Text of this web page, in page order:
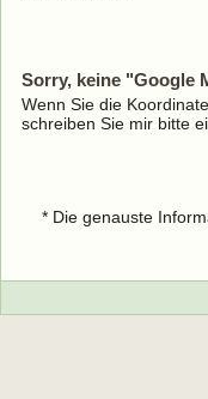
Sorry, keine "Google
Wenn Sie die
schreiben Sie mir bitte
* Die genauste